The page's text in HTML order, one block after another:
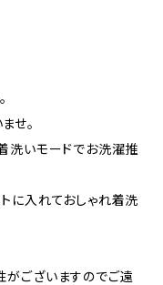
せ。
洗いモードでお洗濯推
に入れておしゃれ着洗
ございますのでご遠